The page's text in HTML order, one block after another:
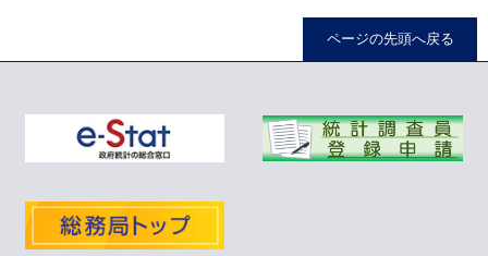
ページの先頭へ戻る